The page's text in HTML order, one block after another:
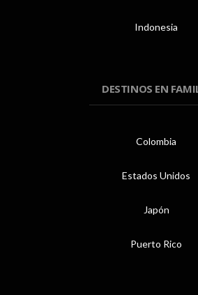
Indonesia
DESTINOS EN
Colombia
Estados Unidos
Japón
Puerto Rico